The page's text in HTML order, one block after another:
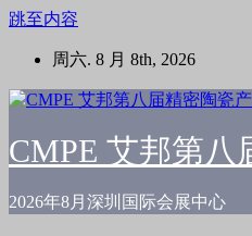
跳至内容
周六. 8 月 8th, 2026
CMPE 艾邦第
2026年8月深圳国际会展中心